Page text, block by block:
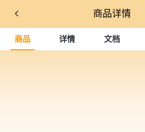
商品详情
商品 详情 文档